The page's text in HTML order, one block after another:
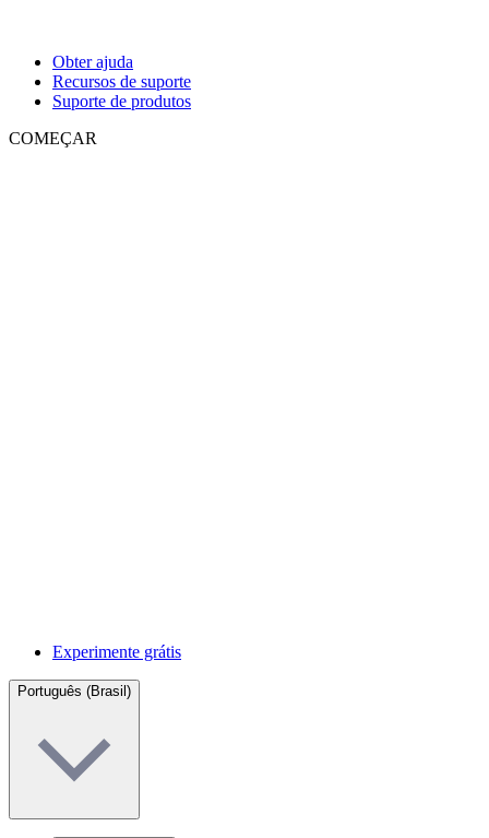
Obter ajuda
Recursos de suporte
Suporte de produtos
COMEÇAR
Experimente grátis
Português (Brasil)